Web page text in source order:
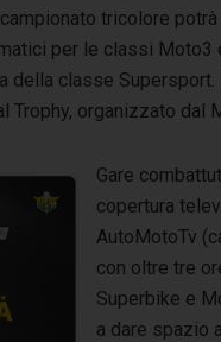
tricolore
per le classi Moto3
della classe
organizzato dal
Gare
copertura
AutoMotoTv
con oltre tre
Superbike e
a dare spazio